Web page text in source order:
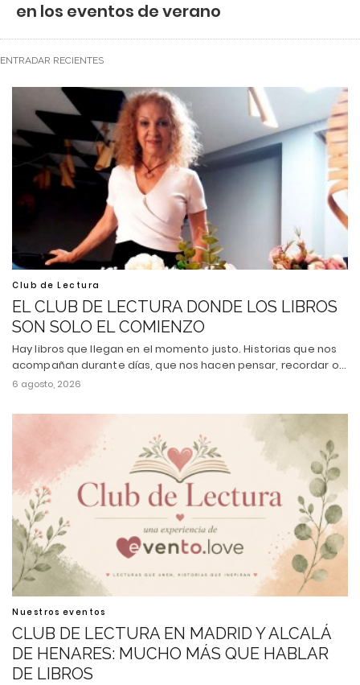
en los eventos de verano
ENTRADAR RECIENTES
Club de Lectura
EL CLUB DE LECTURA DONDE LOS LIBROS
SON SOLO EL COMIENZO
Hay libros que llegan en el momento justo. Historias que nos
acompañan durante días, que nos hacen pensar, recordar o…
6 agosto, 2026
Nuestros eventos
CLUB DE LECTURA EN MADRID Y ALCALÁ
DE HENARES: MUCHO MÁS QUE HABLAR
DE LIBROS